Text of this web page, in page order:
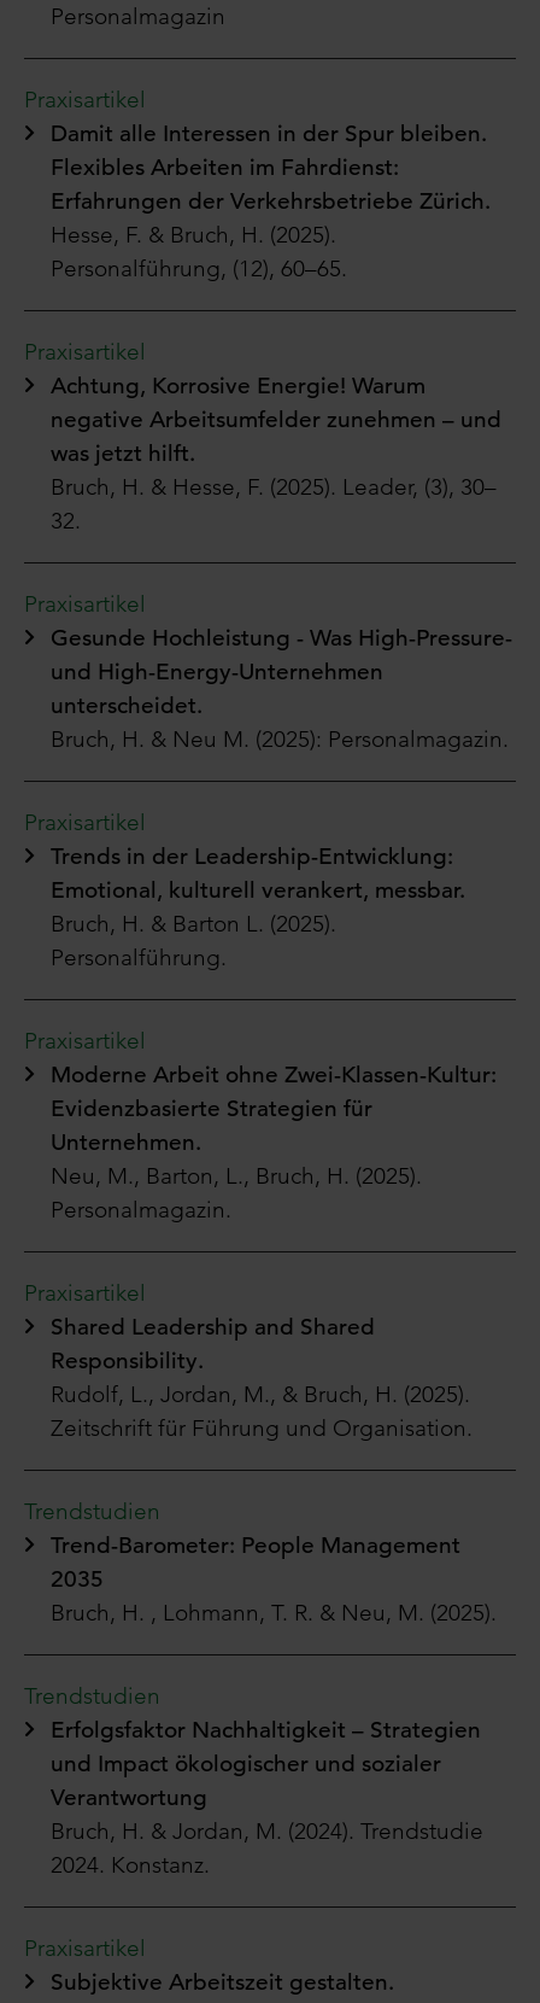
Personalmagazin
Praxisartikel
Damit alle Interessen in der Spur bleiben.
Flexibles Arbeiten im Fahrdienst:
Erfahrungen der Verkehrsbetriebe Zürich.
Hesse, F. & Bruch, H. (2025).
Personalführung, (12), 60–65.
Praxisartikel
Achtung, Korrosive Energie! Warum
negative Arbeitsumfelder zunehmen – und
was jetzt hilft.
Bruch, H. & Hesse, F. (2025). Leader, (3), 30–
32.
Praxisartikel
Gesunde Hochleistung - Was High-Pressure-
und High-Energy-Unternehmen
unterscheidet.
Bruch, H. & Neu M. (2025): Personalmagazin.
Praxisartikel
Trends in der Leadership-Entwicklung:
Emotional, kulturell verankert, messbar.
Bruch, H. & Barton L. (2025).
Personalführung.
Praxisartikel
Moderne Arbeit ohne Zwei-Klassen-Kultur:
Evidenzbasierte Strategien für
Unternehmen.
Neu, M., Barton, L., Bruch, H. (2025).
Personalmagazin.
Praxisartikel
Shared Leadership and Shared
Responsibility.
Rudolf, L., Jordan, M., & Bruch, H. (2025).
Zeitschrift für Führung und Organisation.
Trendstudien
Trend-Barometer: People Management
2035
Bruch, H. , Lohmann, T. R. & Neu, M. (2025).
Trendstudien
Erfolgsfaktor Nachhaltigkeit – Strategien
und Impact ökologischer und sozialer
Verantwortung
Bruch, H. & Jordan, M. (2024). Trendstudie
2024. Konstanz.
Praxisartikel
Subjektive Arbeitszeit gestalten.